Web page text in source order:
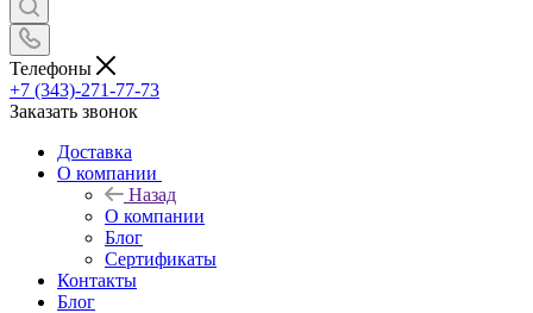
Телефоны
+7 (343)-271-77-73
Заказать звонок
Доставка
О компании
Назад
О компании
Блог
Сертификаты
Контакты
Блог